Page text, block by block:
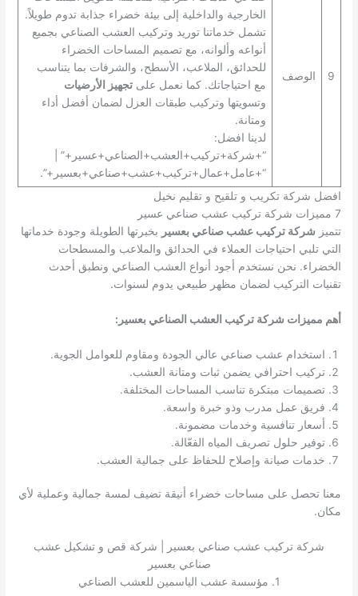
9 الوصف
الخارجية والداخلية إلى بيئة خضراء جذابة تدوم طويلاً.
تشمل خدماتنا توريد وتركيب العشب الصناعي بجميع
أنواعه وألوانه، مع تصميم المساحات الخضراء
للحدائق، الملاعب، الأسطح، والشرفات بما يتناسب
مع احتياجاتك. كما نعمل على تجهيز الأرضيات
وتسويتها وتركيب طبقات العزل لضمان أفضل أداء
ومتانة.
لدينا افضل:
“+شركة+تركيب+العشب+الصناعي+عسير+” |
“+عامل+عمال+تركيب+عشب+صناعي+بعسير+”.
افضل شركة تكريب و تلقيح و تقليم نخيل
7 مميزات شركة تركيب عشب صناعي عسير
تتميز شركة تركيب عشب صناعي بعسير بخبرتها الطويلة وجودة خدماتها
التي تلبي احتياجات العملاء في الحدائق والملاعب والمسطحات
الخضراء. نحن نستخدم أجود أنواع العشب الصناعي ونطبق أحدث
تقنيات التركيب لضمان مظهر طبيعي يدوم لسنوات.
أهم مميزات شركة تركيب العشب الصناعي بعسير:
استخدام عشب صناعي عالي الجودة ومقاوم للعوامل الجوية.
تركيب احترافي يضمن ثبات ومتانة العشب.
تصميمات مبتكرة تناسب المساحات المختلفة.
فريق عمل مدرب وذو خبرة واسعة.
أسعار تنافسية وخدمات مضمونة.
توفير حلول تصريف المياه الفعّالة.
خدمات صيانة وإصلاح للحفاظ على جمالية العشب.
معنا تحصل على مساحات خضراء أنيقة تضيف لمسة جمالية وعملية لأي
مكان.
شركة تركيب عشب صناعي بعسير | شركة قص و تشكيل عشب
صناعي بعسير
1. مؤسسة عشب الياسمين للعشب الصناعي